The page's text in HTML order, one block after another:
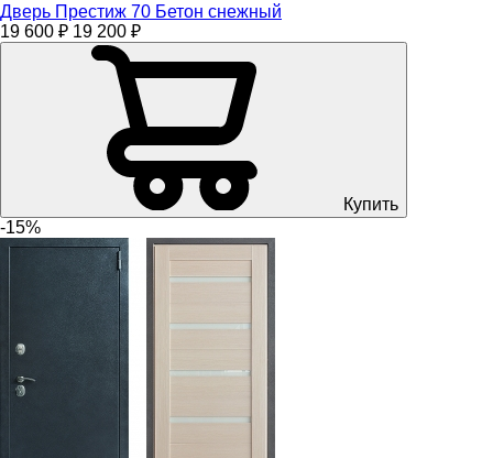
Дверь Престиж 70 Бетон снежный
19 600 ₽ 19 200 ₽
Купить
-15%